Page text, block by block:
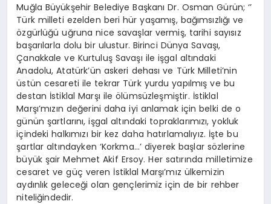
Muğla Büyükşehir Belediye Başkanı Dr. Osman Gürün; ‘’
Türk milleti ezelden beri hür yaşamış, bağımsızlığı ve
özgürlüğü uğruna nice savaşlar vermiş, tarihi sayısız
başarılarla dolu bir ulustur. Birinci Dünya Savaşı,
Çanakkale ve Kurtuluş Savaşı ile işgal altındaki
Anadolu, Atatürk’ün askeri dehası ve Türk Milleti’nin
üstün cesareti ile tekrar Türk yurdu yapılmış ve bu
destan İstiklal Marşı ile ölümsüzleşmiştir. İstiklal
Marşı’mızın değerini daha iyi anlamak için belki de o
günün şartlarını, işgal altındaki topraklarımızı, yokluk
içindeki halkımızı bir kez daha hatırlamalıyız. İşte bu
şartlar altındayken ‘Korkma…’ diyerek başlar sözlerine
büyük şair Mehmet Akif Ersoy. Her satırında milletimize
cesaret ve güç veren İstiklal Marşı’mız ülkemizin
aydınlık geleceği olan gençlerimiz için de bir rehber
niteliğindedir.